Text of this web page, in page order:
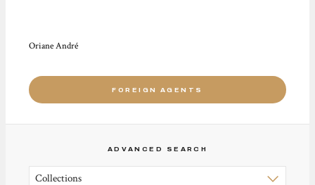
Oriane André
FOREIGN AGENTS
ADVANCED SEARCH